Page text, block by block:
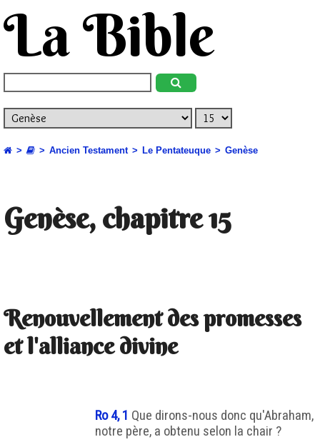
La Bible
Ancien Testament Le Pentateuque Genèse
Genèse, chapitre 15
Renouvellement des promesses
et l'alliance divine
Ro 4, 1 Que dirons-nous donc qu'Abraham,
notre père, a obtenu selon la chair ?